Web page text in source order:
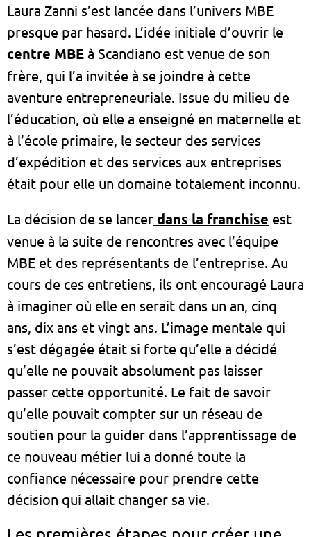
Laura Zanni s’est lancée dans l’univers MBE
presque par hasard. L’idée initiale d’ouvrir le
centre MBE à Scandiano est venue de son
frère, qui l’a invitée à se joindre à cette
aventure entrepreneuriale. Issue du milieu de
l’éducation, où elle a enseigné en maternelle et
à l’école primaire, le secteur des services
d’expédition et des services aux entreprises
était pour elle un domaine totalement inconnu.
La décision de se lancer dans la franchise est
venue à la suite de rencontres avec l’équipe
MBE et des représentants de l’entreprise. Au
cours de ces entretiens, ils ont encouragé Laura
à imaginer où elle en serait dans un an, cinq
ans, dix ans et vingt ans. L’image mentale qui
s’est dégagée était si forte qu’elle a décidé
qu’elle ne pouvait absolument pas laisser
passer cette opportunité. Le fait de savoir
qu’elle pouvait compter sur un réseau de
soutien pour la guider dans l’apprentissage de
ce nouveau métier lui a donné toute la
confiance nécessaire pour prendre cette
décision qui allait changer sa vie.